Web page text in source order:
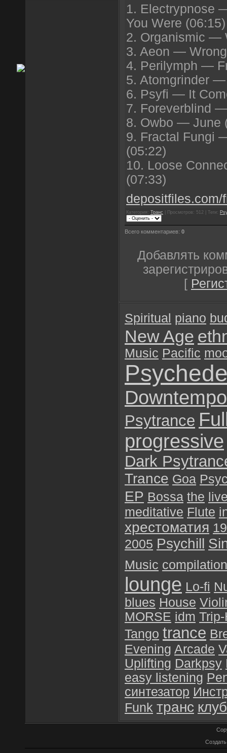
1. Electrypnose
You Were (06:15)
2. Organismic —
3. Aeon —
4. Perilymph —
5. Atomgrinder
6. Psyfi — It
7. Foreverblind
8. Owbo — June
9. Fractal Fungi
(05:22)
10. Loose
(07:33)
depositfiles.com/
Категория: Транс | Просмотров: 512 | Теги:
Всего комментариев: 0
Добавлять
[
Spiritual piano
New Age
Music Pacific
Downtempo
Psytrance
progressive
Dark
Trance Goa
EP Bossa the
meditative Flute
хрестоматия
2005 Psychill
Music compilation
lounge Lo-fi
blues House
MORSE idm
Tango trance
Evening Arcade
Uplifting Darkpsy
easy listening
синтезатор
Funk транс